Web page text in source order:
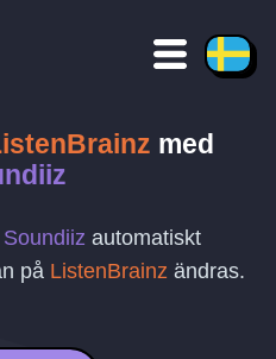
med
Soundiiz automatiskt
på ListenBrainz ändras.